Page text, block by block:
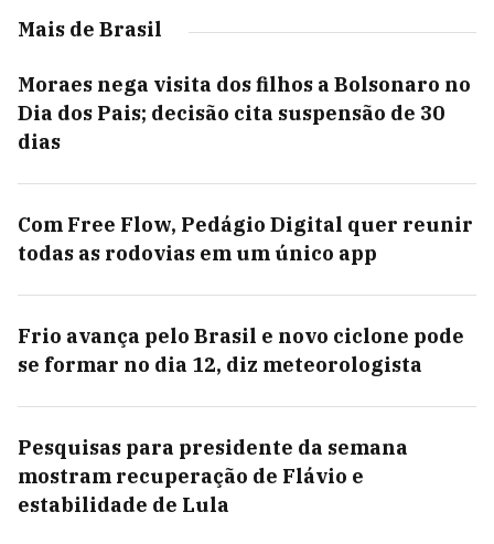
Mais de Brasil
Moraes nega visita dos filhos a Bolsonaro no
Dia dos Pais; decisão cita suspensão de 30
dias
Com Free Flow, Pedágio Digital quer reunir
todas as rodovias em um único app
Frio avança pelo Brasil e novo ciclone pode
se formar no dia 12, diz meteorologista
Pesquisas para presidente da semana
mostram recuperação de Flávio e
estabilidade de Lula